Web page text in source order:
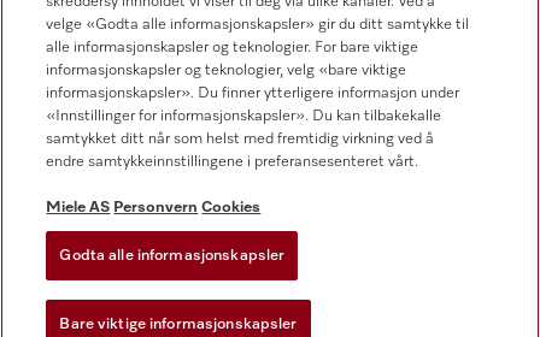
Følg Miele Professional
Personvern
Vilkår for bruk
Vilkår og betingelser
velge «Godta alle informasjonskapsler» gir du ditt samtykke til
alle informasjonskapsler og teknologier. For bare viktige
informasjonskapsler og teknologier, velg «bare viktige
informasjonskapsler». Du finner ytterligere informasjon under
«Innstillinger for informasjonskapsler». Du kan tilbakekalle
samtykket ditt når som helst med fremtidig virkning ved å
endre samtykkeinnstillingene i preferansesenteret vårt.
Miele AS Personvern Cookies
Godta alle informasjonskapsler
Bare viktige informasjonskapsler